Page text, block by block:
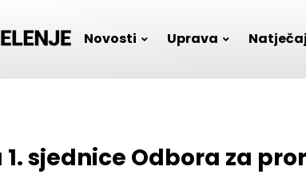
Novosti Uprava
1. sjednice Odbora za